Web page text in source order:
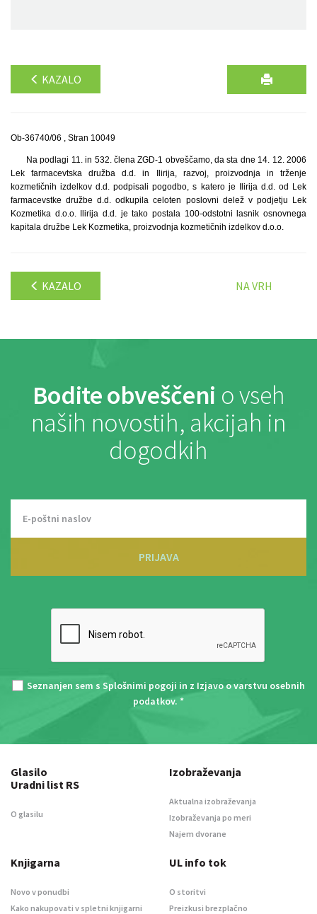
KAZALO
Ob-36740/06 , Stran 10049
Na podlagi 11. in 532. člena ZGD-1 obveščamo, da sta dne 14. 12. 2006
Lek farmacevtska družba d.d. in Ilirija, razvoj, proizvodnja in trženje
kozmetičnih izdelkov d.d. podpisali pogodbo, s katero je Ilirija d.d. od Lek
farmacevstke družbe d.d. odkupila celoten poslovni delež v podjetju Lek
Kozmetika d.o.o. Ilirija d.d. je tako postala 100-odstotni lasnik osnovnega
kapitala družbe Lek Kozmetika, proizvodnja kozmetičnih izdelkov d.o.o.
KAZALO NA VRH
Bodite obveščeni o vseh
naših novostih, akcijah in
dogodkih
PRIJAVA
Seznanjen sem s Splošnimi pogoji in z Izjavo o varstvu osebnih
podatkov. *
Glasilo
Uradni list RS
O glasilu
Izobraževanja
Aktualna izobraževanja
Izobraževanja po meri
Najem dvorane
Knjigarna
Novo v ponudbi
Kako nakupovati v spletni knjigarni
UL info tok
O storitvi
Preizkusi brezplačno